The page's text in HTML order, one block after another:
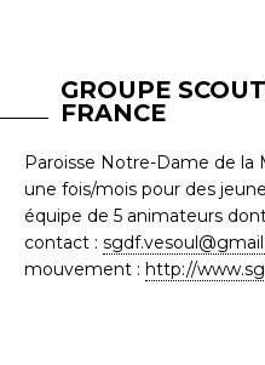
GROUPE
FRANCE
Paroisse Notre-Dame de la
une fois/mois pour des
équipe de 5 animateurs
contact :
mouvement : http://